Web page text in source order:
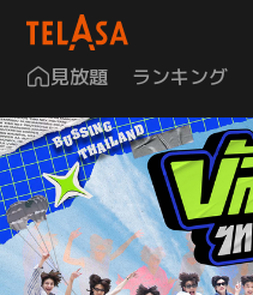
見放題 ランキング